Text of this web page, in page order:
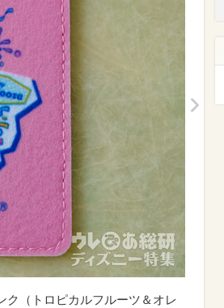
ク（トロピカルフルーツ＆オレ